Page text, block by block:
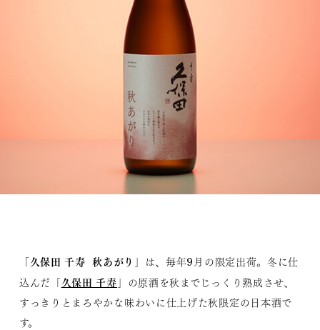
「久保田 千寿 秋あがり 」は、毎年9月の限定出荷。冬に仕
込んだ「久保田 千寿 」の原酒を秋までじっくり熟成させ、
すっきりとまろやかな味わいに仕上げた秋限定の日本酒で
す。